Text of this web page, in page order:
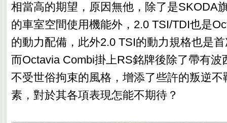
相當高的期望，原因無他，除了是SKODA
的車室空間使用機能外，2.0 TSI/TDI也是
的動力配備，此外2.0 TSI的動力規格也是
而Octavia Combi掛上RS銘牌後除了帶有波
不受世俗拘束的風格，增添了些許的叛逆不
素，對於其各項表現怎能不期待？